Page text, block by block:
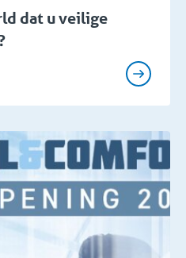
dat u veilige